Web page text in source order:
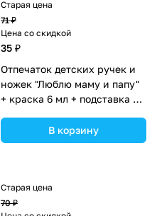
Старая цена
71 ₽
Цена со скидкой
35 ₽
Отпечаток детских ручек и
ножек "Люблю маму и папу"
+ краска 6 мл + подставка +
В корзину
Старая цена
70 ₽